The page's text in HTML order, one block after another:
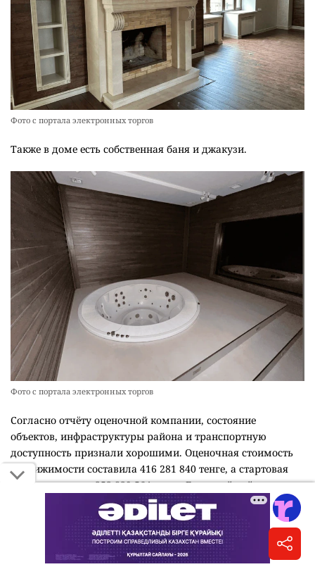
Фото с портала электронных торгов
Также в доме есть собственная баня и джакузи.
Фото с портала электронных торгов
Согласно отчёту оценочной компании, состояние
объектов, инфраструктуры района и транспортную
доступность признали хорошими. Оценочная стоимость
недвижимости составила 416 281 840 тенге, а стартовая
цена на торгах – 353 839 564 тенге. Гарантийный взнос
установили в размере 62 442 276 тенге.